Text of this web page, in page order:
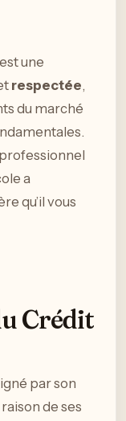
une
respectée,
du marché
a
qu’il vous
Crédit
par son
de ses